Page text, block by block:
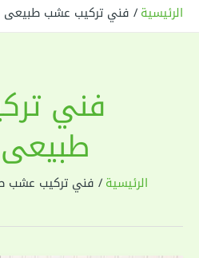
الرئيسية فني تركيب عشب طبيعى
فني
الرئيسية فني تركيب عشب